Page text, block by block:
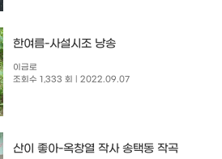
한여름-사설시조 낭송
이금로
조회수 1,333 회
| 2022.09.07
산이 좋아-옥창열 작사 송택동 작곡